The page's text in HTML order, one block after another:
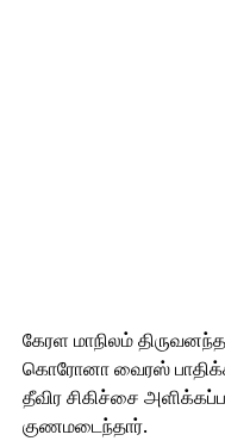
கேரள மாநிலம்
கொரோனா வைரஸ்
தீவிர சிகிச்சை
குணமடைந்தார்.